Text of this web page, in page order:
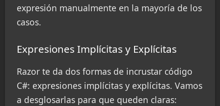
expresión manualmente en la mayoría de los
casos.
Expresiones Implícitas y Explícitas
Razor te da dos formas de incrustar código
C#: expresiones implícitas y explícitas. Vamos
a desglosarlas para que queden claras: